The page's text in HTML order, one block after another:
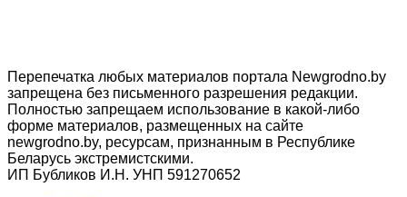
Перепечатка любых материалов портала Newgrodno.by
запрещена без письменного разрешения редакции.
Полностью запрещаем использование в какой-либо
форме материалов, размещенных на сайте
newgrodno.by, ресурсам, признанным в Республике
Беларусь экстремистскими.
ИП Бубликов И.Н. УНП 591270652